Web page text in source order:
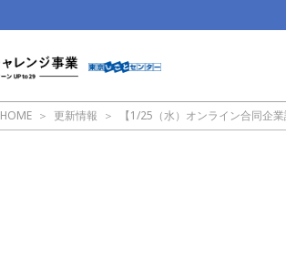
HOME 更新情報 【1/25（水）オンライン合同企